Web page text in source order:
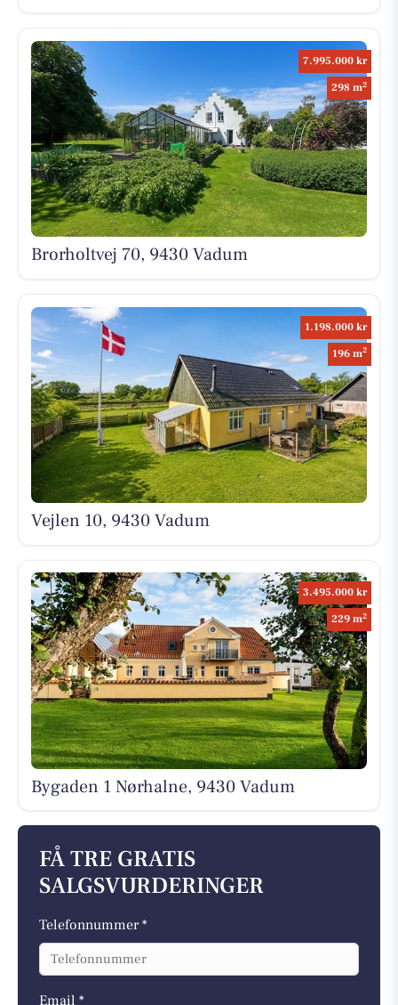
7.995.000 kr
298 m2
Brorholtvej 70, 9430 Vadum
1.198.000 kr
196 m2
Vejlen 10, 9430 Vadum
3.495.000 kr
229 m2
Bygaden 1 Nørhalne, 9430 Vadum
FÅ TRE GRATIS
SALGSVURDERINGER
Telefonnummer *
Email *